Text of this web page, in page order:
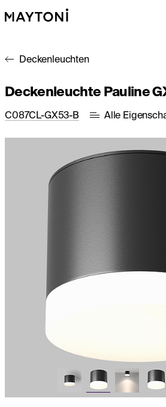
Deckenleuchten
Deckenleuchte Pauline
C087CL-GX53-B Alle